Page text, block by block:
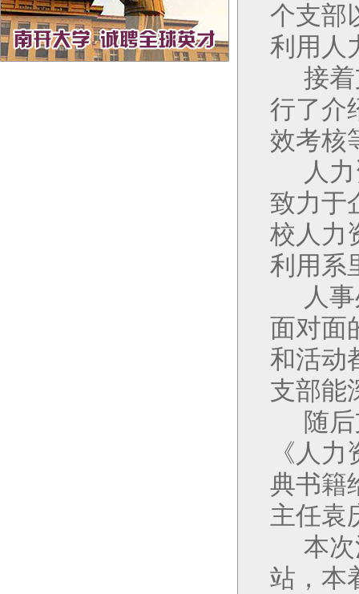
个支部
利用人
接
行了介
效考核
人
致力于
校人力
利用系
人
面对面
和活动
支部能
随
《人
典书籍
主任袁
本
站，本